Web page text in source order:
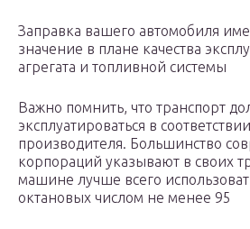
Заправка вашего автомобиля
значение в плане качества
агрегата и топливной системы
Важно помнить, что транспорт
эксплуатироваться в
производителя. Большинство
корпораций указывают в своих
машине лучше всего
октановых числом не менее 95